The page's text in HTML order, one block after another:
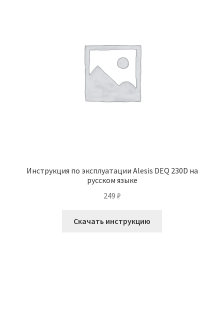
Инструкция по эксплуатации Alesis DEQ 230D на
русском языке
249 ₽
Скачать инструкцию